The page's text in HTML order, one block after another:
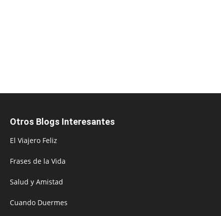
Otros Blogs Interesantes
El Viajero Feliz
Frases de la Vida
Salud y Amistad
Cuando Duermes